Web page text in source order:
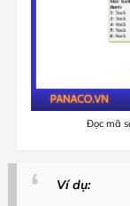
Đọc mã
Ví dụ: